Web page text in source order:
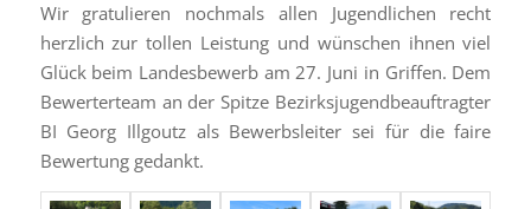
Wir gratulieren nochmals allen Jugendlichen recht
herzlich zur tollen Leistung und wünschen ihnen viel
Glück beim Landesbewerb am 27. Juni in Griffen. Dem
Bewerterteam an der Spitze Bezirksjugendbeauftragter
BI Georg Illgoutz als Bewerbsleiter sei für die faire
Bewertung gedankt.